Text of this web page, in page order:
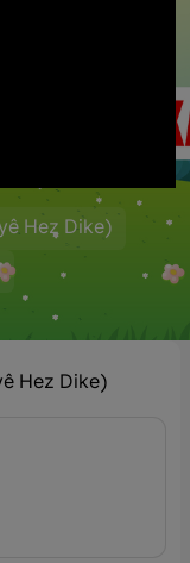
Hez Dike)
Hez Dike)